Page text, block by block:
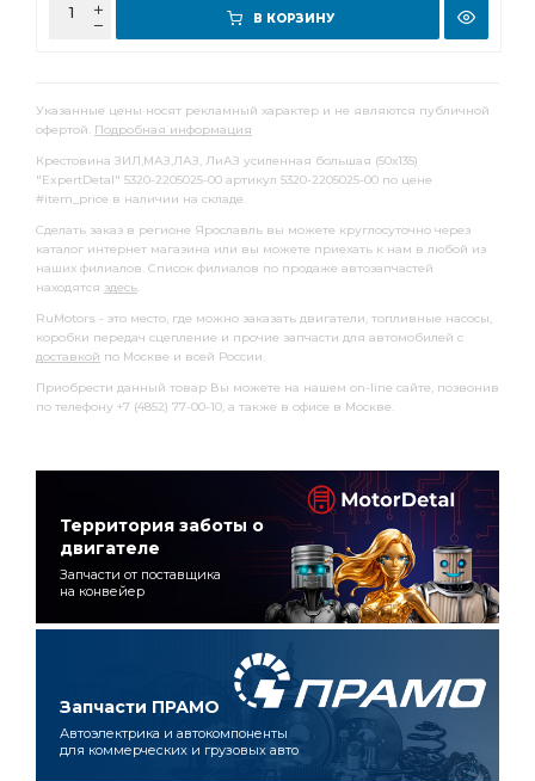
В КОРЗИНУ
Указанные цены носят рекламный характер и не являются публичной
офертой. Подробная информация
Крестовина ЗИЛ,МАЗ,ЛАЗ, ЛиАЗ усиленная большая (50х135)
"ExpertDetal" 5320-2205025-00 артикул 5320-2205025-00 по цене
#item_price в наличии на складе.
Сделать заказ в регионе Ярославль вы можете круглосуточно через
каталог интернет магазина или вы можете приехать к нам в любой из
наших филиалов. Список филиалов по продаже автозапчастей
находятся здесь.
RuMotors - это место, где можно заказать двигатели, топливные насосы,
коробки передач сцепление и прочие запчасти для автомобилей с
доставкой по Москве и всей России.
Приобрести данный товар Вы можете на нашем on-line сайте, позвонив
по телефону +7 (4852) 77-00-10, а также в офисе в Москве.
Территория заботы о
двигателе
Запчасти от поставщика
на конвейер
Запчасти ПРАМО
Автоэлектрика и автокомпоненты
для коммерческих и грузовых авто